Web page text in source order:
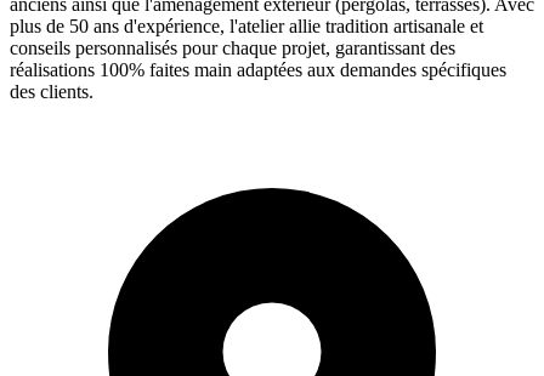
plus de 50 ans d'expérience, l'atelier allie tradition artisanale et
conseils personnalisés pour chaque projet, garantissant des
réalisations 100% faites main adaptées aux demandes spécifiques
des clients.